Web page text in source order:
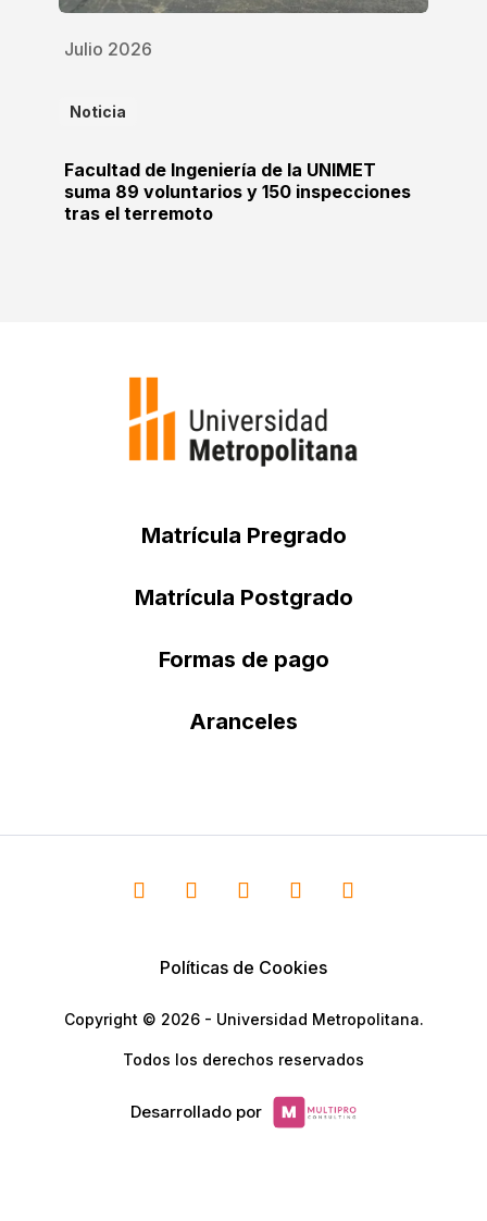
Julio 2026
Noticia
Facultad de Ingeniería de la UNIMET
suma 89 voluntarios y 150 inspecciones
tras el terremoto
Matrícula Pregrado
Matrícula Postgrado
Formas de pago
Aranceles
Políticas de Cookies
Copyright © 2026 - Universidad Metropolitana.
Todos los derechos reservados
Desarrollado por